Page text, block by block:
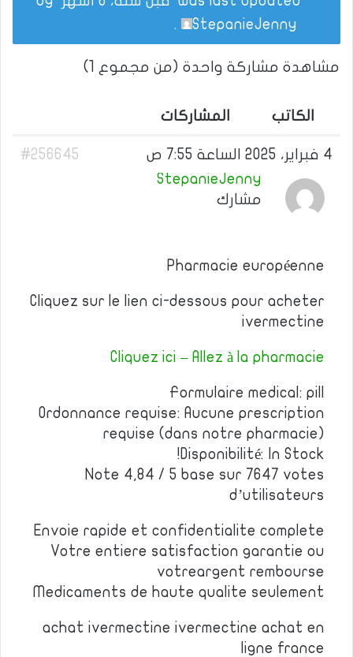
StepanieJenny
.
مشاهدة مشاركة واحدة (من مجموع 1)
الكاتب المشاركات
4 فبراير، 2025 الساعة 7:55 ص
#256645
StepanieJenny
مشارك
Pharmacie européenne
Cliquez sur le lien ci-dessous pour acheter
ivermectine
Cliquez ici – Allez à la pharmacie
Formulaire medical: pill
Ordonnance requise: Aucune prescription
requise (dans notre pharmacie)
Disponibilité: In Stock!
Note 4,84 / 5 base sur 7647 votes
d’utilisateurs
Envoie rapide et confidentialite complete
Votre entiere satisfaction garantie ou
votreargent rembourse
Medicaments de haute qualite seulement
achat ivermectine ivermectine achat en
ligne france